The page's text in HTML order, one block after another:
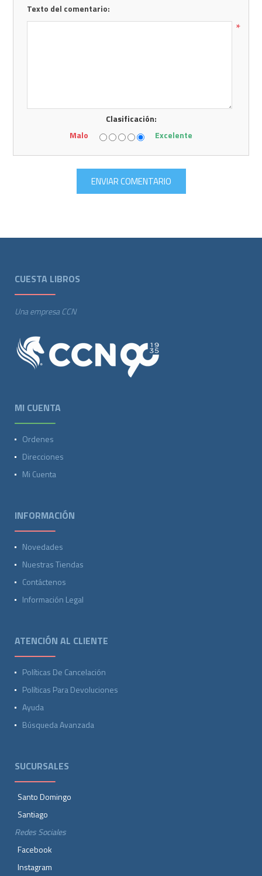
Texto del comentario:
*
Clasificación:
Malo
Excelente
CUESTA LIBROS
Una empresa CCN
MI CUENTA
Ordenes
Direcciones
Mi Cuenta
INFORMACIÓN
Novedades
Nuestras Tiendas
Contáctenos
Información Legal
ATENCIÓN AL CLIENTE
Políticas De Cancelación
Políticas Para Devoluciones
Ayuda
Búsqueda Avanzada
SUCURSALES
Santo Domingo
Santiago
Redes Sociales
Facebook
Instagram